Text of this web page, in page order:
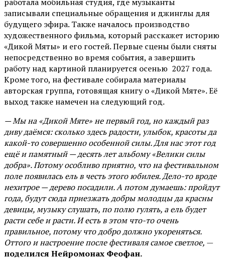
записывали специальные обращения и джинглы для
будущего эфира. Также началось производство
художественного фильма, который расскажет историю
«Дикой Мяты» и его гостей. Первые сцены были сняты
непосредственно во время события, а завершить
работу над картиной планируется осенью 2027 года.
Кроме того, на фестивале собирала материалы
авторская группа, готовящая книгу о «Дикой Мяте». Её
выход также намечен на следующий год.
— Мы на «Дикой Мяте» не первый год, но каждый раз
диву даёмся: сколько здесь радости, улыбок, красоты да
какой-то совершенно особенной силы. Для нас этот год
ещё и памятный — десять лет альбому «Велики силы
добра». Потому особливо приятно, что на фестивальном
поле появилась ель в честь этого юбилея. Дело-то вроде
нехитрое — дерево посадили. А потом думаешь: пройдут
года, будут сюда приезжать добры молодцы да красны
девицы, музыку слушать, по полю гулять, а ель будет
расти себе и расти. И есть в этом что-то очень
правильное, потому что добро должно укореняться.
Оттого и настроение после фестиваля самое светлое, —
поделился Нейромонах Феофан.